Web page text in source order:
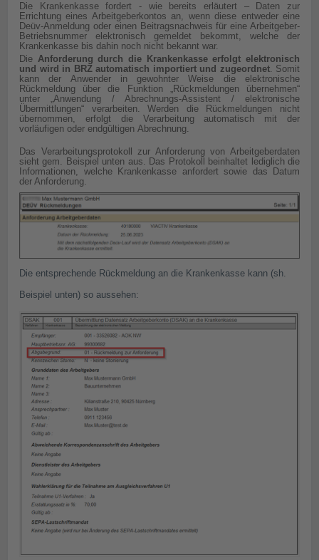
Die Krankenkasse fordert - wie bereits erläutert – Daten zur
Errichtung eines Arbeitgeberkontos an, wenn diese entweder eine
Deüv-Anmeldung oder einen Beitragsnachweis für eine Arbeitgeber-
Betriebsnummer elektronisch gemeldet bekommt, welche der
Krankenkasse bis dahin noch nicht bekannt war.
Die Anforderung durch die Krankenkasse erfolgt elektronisch
und wird in BRZ automatisch importiert und zugeordnet. Somit
kann der Anwender in gewohnter Weise die elektronische
Rückmeldung über die Funktion „Rückmeldungen übernehmen“
unter „Anwendung / Abrechnungs-Assistent / elektronische
Übermittlungen“ verarbeiten. Werden die Rückmeldungen nicht
übernommen, erfolgt die Verarbeitung automatisch mit der
vorläufigen oder endgültigen Abrechnung.
Das Verarbeitungsprotokoll zur Anforderung von Arbeitgeberdaten
sieht gem. Beispiel unten aus. Das Protokoll beinhaltet lediglich die
Informationen, welche Krankenkasse anfordert sowie das Datum
der Anforderung.
Die entsprechende Rückmeldung an die Krankenkasse kann (sh.
Beispiel unten) so aussehen: